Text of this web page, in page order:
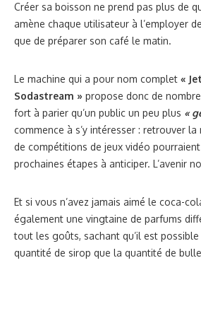
Créer sa boisson ne prend pas plus de
amène chaque utilisateur à l’employer
que de préparer son café le matin.
Le machine qui a pour nom complet «
Sodastream » propose donc de
fort à parier qu’un public un peu plus «
commence à s’y intéresser : retrouver la
de compétitions de jeux vidéo
prochaines étapes à anticiper. L’avenir
Et si vous n’avez jamais aimé le coca-
également une vingtaine de parfums
tout les goûts, sachant qu’il est
quantité de sirop que la quantité de